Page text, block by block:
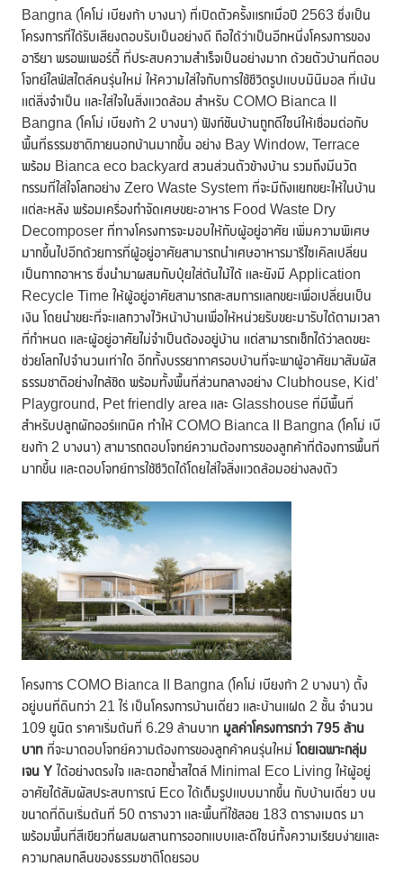
Bangna (โคโม่ เบียงก้า บางนา) ที่เปิดตัวครั้งแรกเมื่อปี 2563 ซึ่งเป็น
โครงการที่ได้รับเสียงตอบรับเป็นอย่างดี ถือได้ว่าเป็นอีกหนึ่งโครงการของ
อารียา พรอพเพอร์ตี้ ที่ประสบความสำเร็จเป็นอย่างมาก ด้วยตัวบ้านที่ตอบ
โจทย์ไลฟ์สไตล์คนรุ่นใหม่ ให้ความใส่ใจกับการใช้ชีวิตรูปแบบมินิมอล ที่เน้น
แต่สิ่งจำเป็น และใส่ใจในสิ่งแวดล้อม สำหรับ COMO Bianca II
Bangna (โคโม่ เบียงก้า 2 บางนา) ฟังก์ชันบ้านถูกดีไซน์ให้เชื่อมต่อกับ
พื้นที่ธรรมชาติภายนอกบ้านมากขึ้น อย่าง Bay Window, Terrace
พร้อม Bianca eco backyard สวนส่วนตัวข้างบ้าน รวมถึงมีนวัต
กรรมที่ใส่ใจโลกอย่าง Zero Waste System ที่จะมีถังแยกขยะให้ในบ้าน
แต่ละหลัง พร้อมเครื่องกำจัดเศษขยะอาหาร Food Waste Dry
Decomposer ที่ทางโครงการจะมอบให้กับผู้อยู่อาศัย เพิ่มความพิเศษ
มากขึ้นไปอีกด้วยการที่ผู้อยู่อาศัยสามารถนำเศษอาหารมารีไซเคิลเปลี่ยน
เป็นกากอาหาร ซึ่งนำมาผสมกับปุ๋ยใส่ต้นไม้ได้ และยังมี Application
Recycle Time ให้ผู้อยู่อาศัยสามารถสะสมการแลกขยะเพื่อเปลี่ยนเป็น
เงิน โดยนำขยะที่จะแลกวางไว้หน้าบ้านเพื่อให้หน่วยรับขยะมารับได้ตามเวลา
ที่กำหนด และผู้อยู่อาศัยไม่จำเป็นต้องอยู่บ้าน แต่สามารถเช็กได้ว่าลดขยะ
ช่วยโลกไปจำนวนเท่าใด อีกทั้งบรรยากาศรอบบ้านที่จะพาผู้อาศัยมาสัมผัส
ธรรมชาติอย่างใกล้ชิด พร้อมทั้งพื้นที่ส่วนกลางอย่าง Clubhouse, Kid’
Playground, Pet friendly area และ Glasshouse ที่มีพื้นที่
สำหรับปลูกผักออร์แกนิค ทำให้ COMO Bianca II Bangna (โคโม่ เบี
ยงก้า 2 บางนา) สามารถตอบโจทย์ความต้องการของลูกค้าที่ต้องการพื้นที่
มากขึ้น และตอบโจทย์การใช้ชีวิตได้โดยใส่ใจสิ่งแวดล้อมอย่างลงตัว
โครงการ COMO Bianca II Bangna (โคโม่ เบียงก้า 2 บางนา) ตั้ง
อยู่บนที่ดินกว่า 21 ไร่ เป็นโครงการบ้านเดี่ยว และบ้านแฝด 2 ชั้น จำนวน
109 ยูนิต ราคาเริ่มต้นที่ 6.29 ล้านบาท มูลค่าโครงการกว่า 795 ล้าน
บาท ที่จะมาตอบโจทย์ความต้องการของลูกค้าคนรุ่นใหม่ โดยเฉพาะกลุ่ม
เจน Y ได้อย่างตรงใจ และตอกย้ำสไตล์ Minimal Eco Living ให้ผู้อยู่
อาศัยได้สัมผัสประสบการณ์ Eco ได้เต็มรูปแบบมากขึ้น กับบ้านเดี่ยว บน
ขนาดที่ดินเริ่มต้นที่ 50 ตารางวา และพื้นที่ใช้สอย 183 ตารางเมตร มา
พร้อมพื้นที่สีเขียวที่ผสมผสานการออกแบบและดีไซน์ทั้งความเรียบง่ายและ
ความกลมกลืนของธรรมชาติโดยรอบ